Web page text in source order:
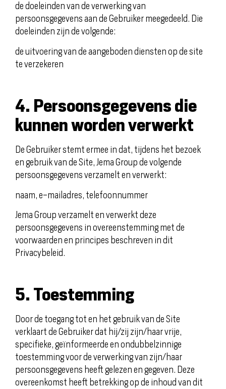
de doeleinden van de verwerking van
persoonsgegevens aan de Gebruiker meegedeeld. Die
doeleinden zijn de volgende:
de uitvoering van de aangeboden diensten op de site
te verzekeren
4. Persoonsgegevens die
kunnen worden verwerkt
De Gebruiker stemt ermee in dat, tijdens het bezoek
en gebruik van de Site, Jema Group de volgende
persoonsgegevens verzamelt en verwerkt:
naam, e-mailadres, telefoonnummer
Jema Group verzamelt en verwerkt deze
persoonsgegevens in overeenstemming met de
voorwaarden en principes beschreven in dit
Privacybeleid.
5. Toestemming
Door de toegang tot en het gebruik van de Site
verklaart de Gebruiker dat hij/zij zijn/haar vrije,
specifieke, geïnformeerde en ondubbelzinnige
toestemming voor de verwerking van zijn/haar
persoonsgegevens heeft gelezen en gegeven. Deze
overeenkomst heeft betrekking op de inhoud van dit